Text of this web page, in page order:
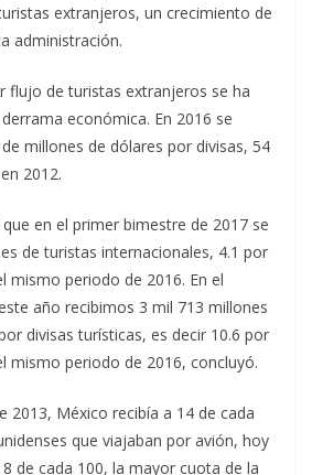
extranjeros, un crecimiento de
administración.
flujo de turistas extranjeros se ha
económica. En 2016 se
millones de dólares por divisas, 54
2012.
en el primer bimestre de 2017 se
de turistas internacionales, 4.1 por
mismo periodo de 2016. En el
año recibimos 3 mil 713 millones
divisas turísticas, es decir 10.6 por
mismo periodo de 2016, concluyó.
2013, México recibía a 14 de cada
que viajaban por avión, hoy
de cada 100, la mayor cuota de la